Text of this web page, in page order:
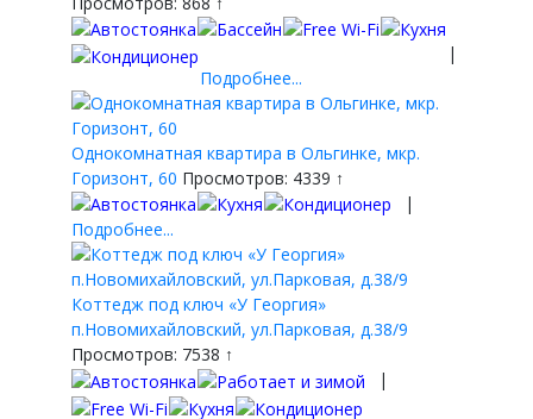
|
Подробнее...
Однокомнатная квартира в Ольгинке, мкр.
Горизонт, 60 Просмотров: 4339 ↑
|
Подробнее...
Коттедж под ключ «У Георгия»
п.Новомихайловский, ул.Парковая, д.38/9
Просмотров: 7538 ↑
|